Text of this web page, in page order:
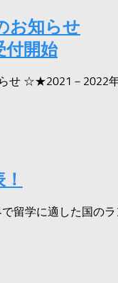
お知らせ
付開始
せ ☆★2021－2022
で留学に適した国の